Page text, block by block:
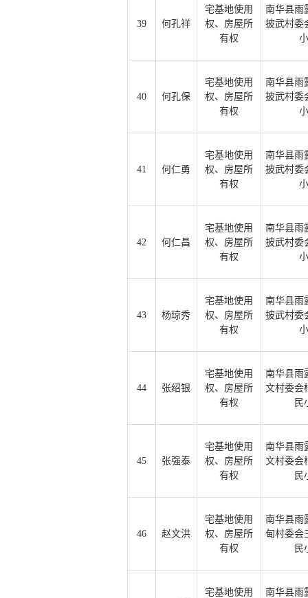
39 何孔祥
宅基地使用
权、房屋所
有权
南华县雨
披武村委
40 何孔保
宅基地使用
权、房屋所
有权
南华县雨
披武村委
41 何仁勇
宅基地使用
权、房屋所
有权
南华县雨
披武村委
42 何仁昌
宅基地使用
权、房屋所
有权
南华县雨
披武村委
43 杨琼秀
宅基地使用
权、房屋所
有权
南华县雨
披武村委
44 张绍银
宅基地使用
权、房屋所
有权
南华县雨
文村委会
民
45 张强泰
宅基地使用
权、房屋所
有权
南华县雨
文村委会
民
46 赵文洪
宅基地使用
权、房屋所
有权
南华县雨
甸村委会
民
宅基地使用
南华县雨